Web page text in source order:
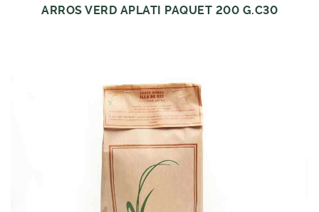
ARROS VERD APLATI PAQUET 200 G.C30